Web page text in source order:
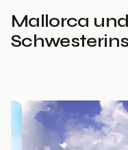
Mallorca